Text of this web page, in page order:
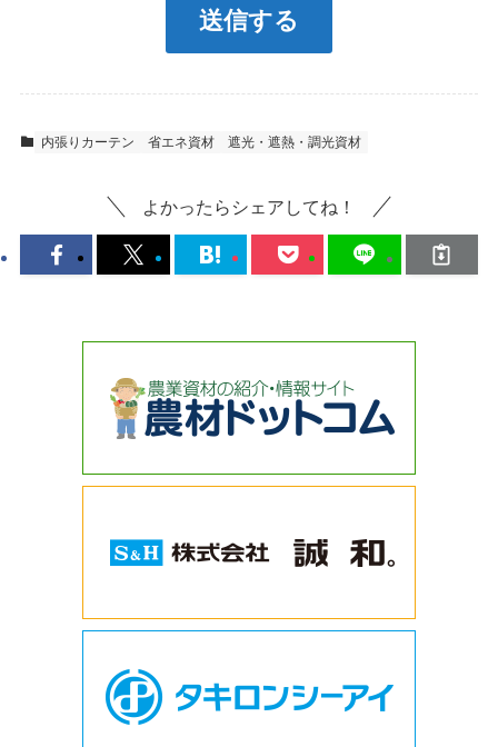
内張りカーテン 省エネ資材 遮光・遮熱・調光資材
よかったらシェアしてね！